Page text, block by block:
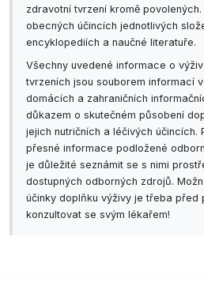
zdravotní tvrzení kromě
obecných účincích jednotlivých
encyklopediích a naučné literatuře.
Všechny uvedené informace o
tvrzeních jsou souborem informací
domácích a zahraničních
důkazem o skutečném působení
jejich nutričních a léčivých účincích.
přesné informace podložené
je důležité seznámit se s nimi
dostupných odborných zdrojů.
účinky doplňku výživy je třeba před
konzultovat se svým lékařem!